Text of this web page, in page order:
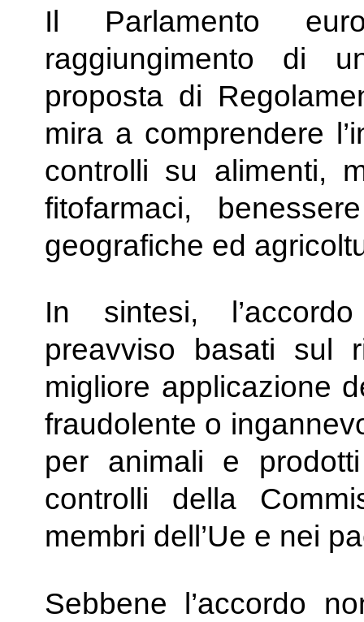
Il Parlamento
raggiungimento di
proposta di
mira a comprendere
controlli su alimenti,
fitofarmaci,
geografiche ed
In sintesi,
preavviso basati sul
migliore applicazione
fraudolente o
per animali e
controlli della
membri dell’Ue e nei
Sebbene l’accordo